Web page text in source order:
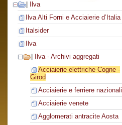
Ilva
Ilva Alti Forni e Acciaierie d’Italia
Italsider
Ilva
Ilva - Archivi aggregati
Acciaierie elettriche Cogne -
Girod
Acciaierie e ferriere nazionali
Acciaierie venete
Agglomerati antracite Aosta